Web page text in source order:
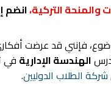
والمنحة التركية،انضم
فإنني قد عرضت
الهندسة الإداريةفي
شركة الطلاب الدوليين.